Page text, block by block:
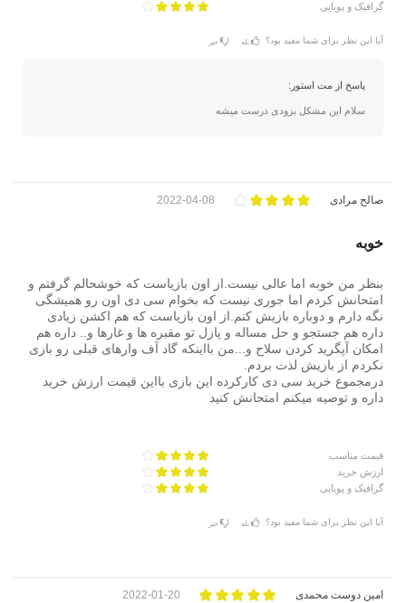
گرافیک و پویایی
آیا این نظر برای شما مفید بود؟ بله خیر
پاسخ از مت استور:
سلام این مشکل بزودی درست میشه
صالح مرادی 2022-04-08
خوبه
بنظر من خوبه اما عالی نیست.از اون بازیاست که خوشحالم گرفتم و
امتحانش کردم اما جوری نیست که بخوام سی دی اون رو همیشگی
نگه دارم و دوباره بازیش کنم.از اون بازیاست که هم اکشن زیادی
داره هم جستجو و حل مساله و پازل تو مقبره ها و غارها و.. داره هم
امکان آپگرید کردن سلاح و...من بااینکه گاد آف وارهای قبلی رو بازی
نکردم از بازیش لذت بردم.
درمجموع خرید سی دی کارکرده این بازی بااین قیمت ارزش خرید
داره و توصیه میکنم امتحانش کنید
قیمت مناسب
ارزش خرید
گرافیک و پویایی
آیا این نظر برای شما مفید بود؟ بله خیر
امین دوست محمدی 2022-01-20